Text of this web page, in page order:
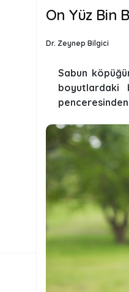
On Yüz Bin
Dr. Zeynep Bilgici
Sabun
boyutlardaki
penceresinden